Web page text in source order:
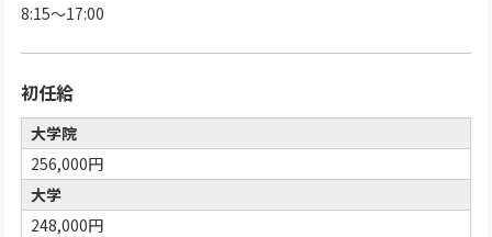
8:15～17:00
初任給
大学院
256,000円
大学
248,000円